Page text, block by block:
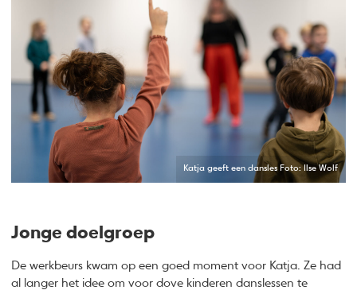
Katja geeft een dansles Foto: Ilse Wolf
Jonge doelgroep
De werkbeurs kwam op een goed moment voor Katja. Ze had
al langer het idee om voor dove kinderen danslessen te